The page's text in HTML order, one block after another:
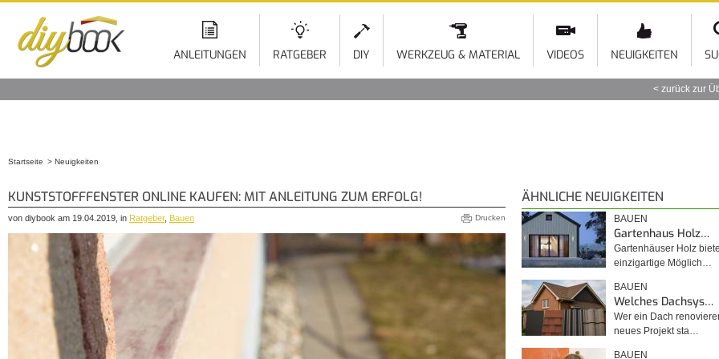
ANLEITUNGEN RATGEBER DIY WERKZEUG & MATERIAL VIDEOS NEUIGKEITEN
zurück zur
Startseite Neuigkeiten
KUNSTSTOFFFENSTER ONLINE KAUFEN: MIT ANLEITUNG ZUM ERFOLG!
von diybook am 19.04.2019, in Ratgeber, Bauen Drucken
ÄHNLICHE NEUIGKEITEN
BAUEN
Gartenhaus Holz…
Gartenhäuser Holz
einzigartige Möglich…
BAUEN
Welches Dachsys…
Wer ein Dach
neues Projekt sta…
BAUEN